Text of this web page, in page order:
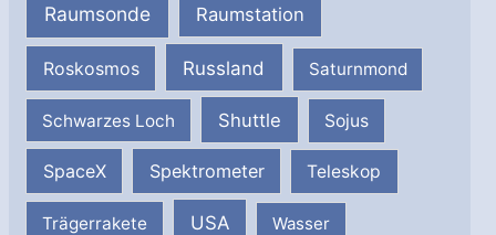
Raumsonde Raumstation
Roskosmos Russland Saturnmond
Schwarzes Loch Shuttle Sojus
SpaceX Spektrometer Teleskop
Trägerrakete USA Wasser